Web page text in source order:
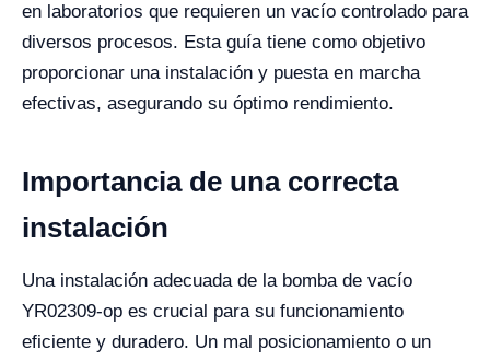
en laboratorios que requieren un vacío controlado para
diversos procesos. Esta guía tiene como objetivo
proporcionar una instalación y puesta en marcha
efectivas, asegurando su óptimo rendimiento.
Importancia de una correcta
instalación
Una instalación adecuada de la bomba de vacío
YR02309-op es crucial para su funcionamiento
eficiente y duradero. Un mal posicionamiento o un